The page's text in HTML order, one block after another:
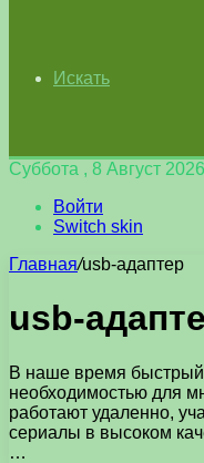
Искать
Суббота , 8 Август 2026
Войти
Switch skin
Главная/usb-адаптер
usb-
В наше время быстрый
необходимостью для
работают удаленно,
сериалы в высоком
…